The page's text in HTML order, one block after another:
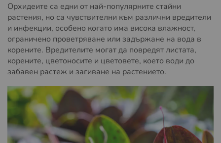
Орхидеите са едни от най-популярните стайни
растения, но са чувствителни към различни вредители
и инфекции, особено когато има висока влажност,
ограничено проветряване или задържане на вода в
корените. Вредителите могат да повредят листата,
корените, цветоносите и цветовете, което води до
забавен растеж и загиване на растението.